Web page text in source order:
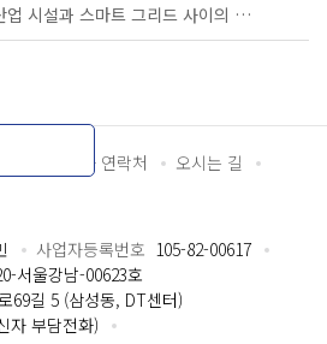
KS C IEC TS 62872 - 산업 시설과 스마트 그리드 사이의 산업 공정 측정, 제어 및 자동화 시스템 인터페이스
담당자 연락처
오시는 길
사업자등록번호 105-82-00617
서울강남-00623호
69길 5 (삼성동, DT센터)
자 부담전화)